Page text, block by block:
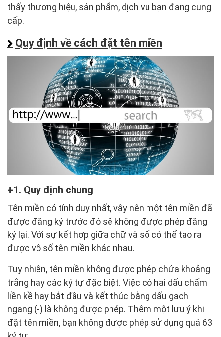
thấy thương hiệu, sản phẩm, dịch vụ bạn đang cung
cấp.
Quy định về cách đặt tên miền
1. Quy định chung
Tên miền có tính duy nhất, vậy nên một tên miền đã
được đăng ký trước đó sẽ không được phép đăng
ký lại. Với sự kết hợp giữa chữ và số có thể tạo ra
được vô số tên miền khác nhau.
Tuy nhiên, tên miền không được phép chứa khoảng
trắng hay các ký tự đặc biệt. Việc có hai dấu chấm
liền kề hay bắt đầu và kết thúc bằng dấu gạch
ngang (-) là không được phép. Thêm một lưu ý khi
đặt tên miền, bạn không được phép sử dụng quá 63